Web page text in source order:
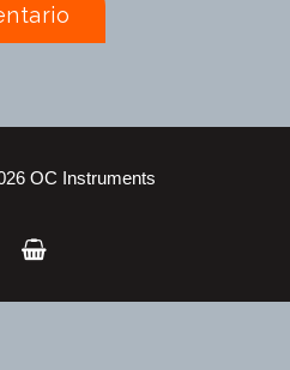
OC Instruments